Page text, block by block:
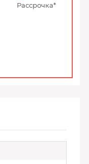
Рассрочка*